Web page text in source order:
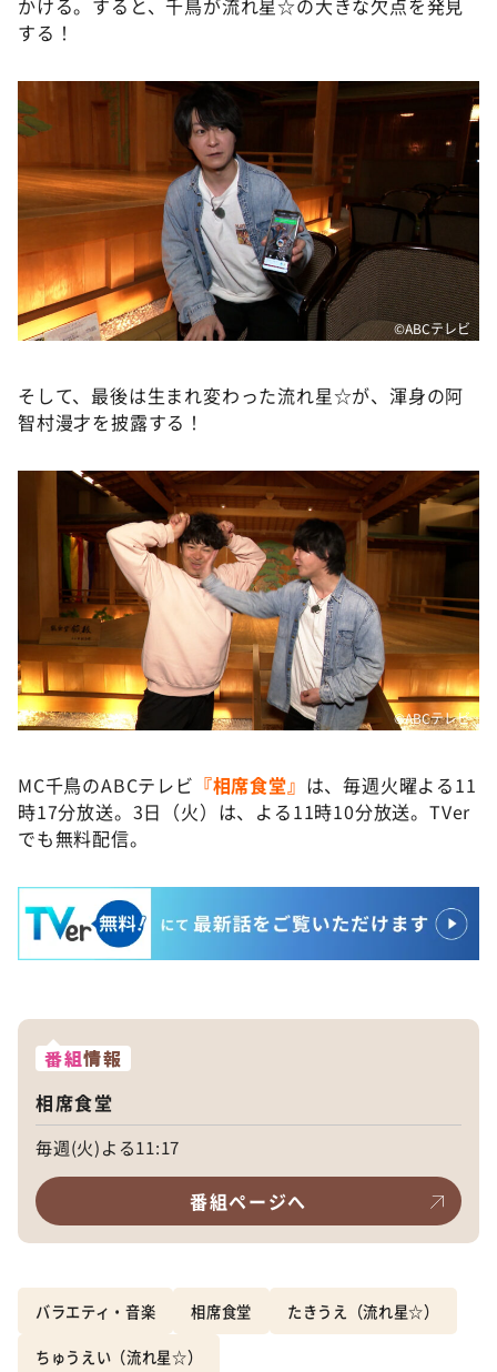
する！
©️ABCテレビ
そして、最後は生まれ変わった流れ星☆が、渾身の阿
智村漫才を披露する！
©️ABCテレビ
MC千鳥のABCテレビ 『相席食堂』 は、毎週火曜よる11
時17分放送。3日（火）は、よる11時10分放送。TVer
でも無料配信。
番組情報
相席食堂
毎週(火)よる11:17
番組ページへ
バラエティ・音楽 相席食堂 たきうえ（流れ星☆）
ちゅうえい（流れ星☆）